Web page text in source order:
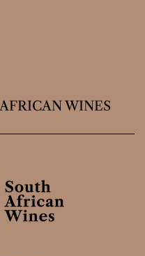
WINES